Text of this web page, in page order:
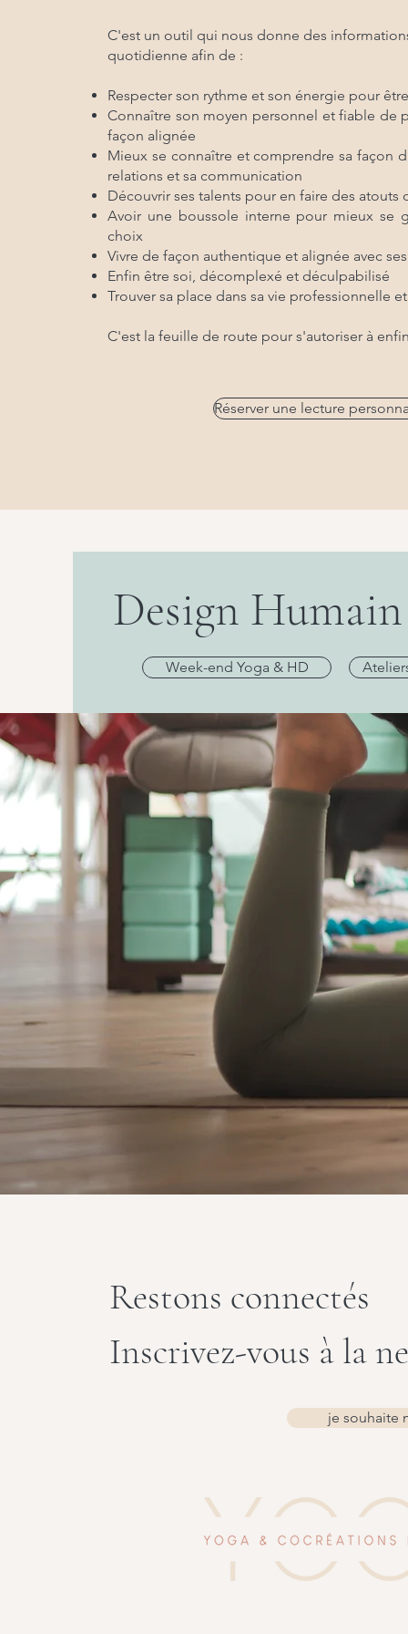
C'est un outil qui nous donne des
quotidienne afin de :
Respecter son rythme et son énergie pour
Connaître son moyen personnel et fiable de
façon alignée
Mieux se connaître et comprendre sa façon
relations et sa communication
Découvrir ses talents pour en faire des atouts
Avoir une boussole interne pour mieux se
choix
Vivre de façon authentique et alignée avec
Enfin être soi, décomplexé et déculpabilisé
Trouver sa place dans sa vie professionnelle
C'est la feuille de route pour s'autoriser à
Réserver une lecture
Design
Week-end Yoga & HD
Restons connectés
Inscrivez-vous à la
je souhaite